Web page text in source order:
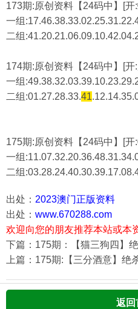
173期:原创资料【24码中】[开
一组
二组:
174期:原创资料【24码中】[开
一组
二组:01.27.28.33.41
175期:原创资料【24码中】[开
一组
二组:
出处： 2023澳门正版资料
出处： www.670288.com
欢迎向您的朋友推荐本站或本
下篇：175期：【猫三狗四】
上篇：175期:【三分酒意】绝
返回